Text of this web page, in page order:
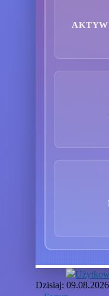
Dzisiaj: